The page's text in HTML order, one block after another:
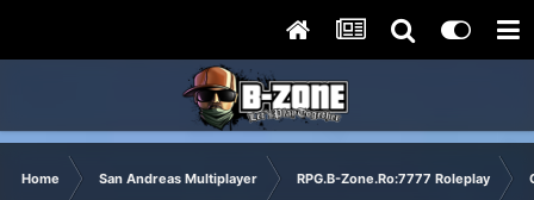
Home San Andreas Multiplayer RPG.B-Zone.Ro:7777 Roleplay